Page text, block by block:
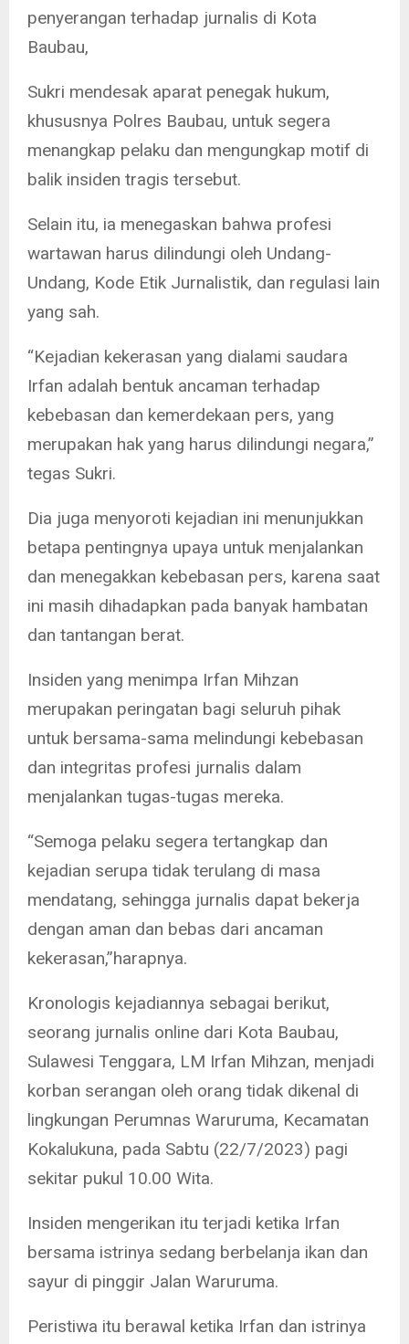
penyerangan terhadap jurnalis di Kota
Baubau,
Sukri mendesak aparat penegak hukum,
khususnya Polres Baubau, untuk segera
menangkap pelaku dan mengungkap motif di
balik insiden tragis tersebut.
Selain itu, ia menegaskan bahwa profesi
wartawan harus dilindungi oleh Undang-
Undang, Kode Etik Jurnalistik, dan regulasi lain
yang sah.
“Kejadian kekerasan yang dialami saudara
Irfan adalah bentuk ancaman terhadap
kebebasan dan kemerdekaan pers, yang
merupakan hak yang harus dilindungi negara,”
tegas Sukri.
Dia juga menyoroti kejadian ini menunjukkan
betapa pentingnya upaya untuk menjalankan
dan menegakkan kebebasan pers, karena saat
ini masih dihadapkan pada banyak hambatan
dan tantangan berat.
Insiden yang menimpa Irfan Mihzan
merupakan peringatan bagi seluruh pihak
untuk bersama-sama melindungi kebebasan
dan integritas profesi jurnalis dalam
menjalankan tugas-tugas mereka.
“Semoga pelaku segera tertangkap dan
kejadian serupa tidak terulang di masa
mendatang, sehingga jurnalis dapat bekerja
dengan aman dan bebas dari ancaman
kekerasan,”harapnya.
Kronologis kejadiannya sebagai berikut,
seorang jurnalis online dari Kota Baubau,
Sulawesi Tenggara, LM Irfan Mihzan, menjadi
korban serangan oleh orang tidak dikenal di
lingkungan Perumnas Waruruma, Kecamatan
Kokalukuna, pada Sabtu (22/7/2023) pagi
sekitar pukul 10.00 Wita.
Insiden mengerikan itu terjadi ketika Irfan
bersama istrinya sedang berbelanja ikan dan
sayur di pinggir Jalan Waruruma.
Peristiwa itu berawal ketika Irfan dan istrinya